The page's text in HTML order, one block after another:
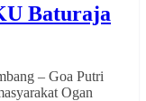
Baturaja
– Goa Putri
Ogan